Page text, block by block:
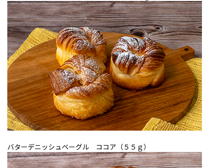
バターデニッシュベーグル ココア（５５ｇ）